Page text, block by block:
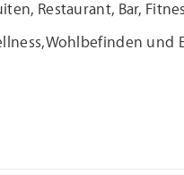
Restaurant, Bar,
und